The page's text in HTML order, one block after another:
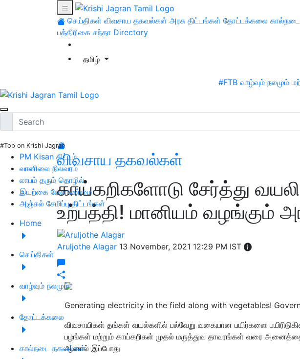
செய்திகள் விவசாய தகவல்கள் அரசு திட்டங்கள் தோட்டக்கலை கால்நடை
பத்திரிகை சந்தா Directory
தமிழ்
#FTB வாழ்வும் நலமும்
#Top on Krishi Jagran
PM Kisan திட்டம்
வானிலை நிலவரம்
லாபம் தரும் தொழில்
இயற்கை வேளாண்மை
அஞ்சல் சேமிப்பு திட்டங்கள்
Home
செய்திகள்
வாழ்வும் நலமும்
தோட்டக்கலை
கால்நடை தகவல்கள்
விவசாய தகவல்கள்
காய்கறிகளோடு சேர்த்து
உற்பத்தி! மானியம் வழங்கும்
Aruljothe Alagar 13 November, 2021 12:29 PM IST
Generating electricity in the field along with vegetables!
விவசாயிகள் தங்கள் வயல்களில் பல்வேறு வகையான பயிர்களை
பழங்கள் மற்றும் காய்கறிகள் முதல் மருத்துவ தாவரங்கள் வரை
ஆனால் இப்போது